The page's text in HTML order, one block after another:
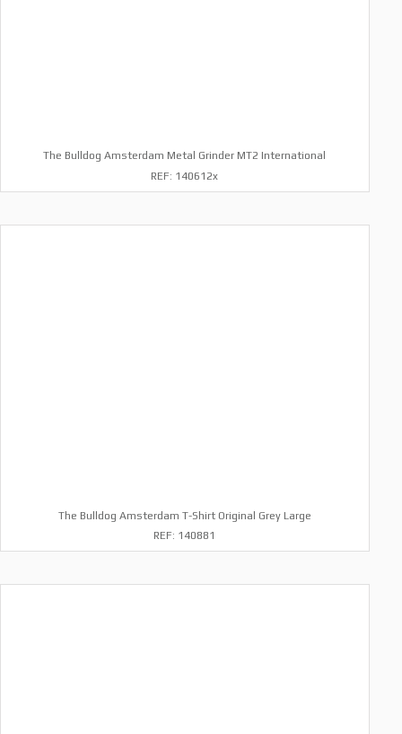
The Bulldog Amsterdam Metal Grinder MT2 International
REF: 140612x
The Bulldog Amsterdam T-Shirt Original Grey Large
REF: 140881